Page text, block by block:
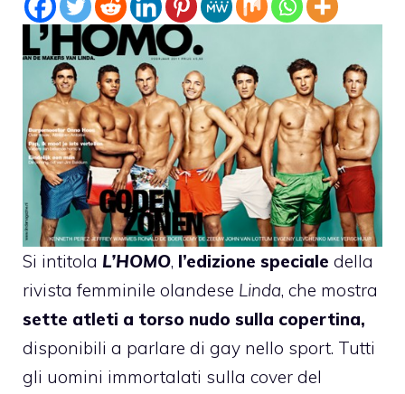
Si intitola L’HOMO, l’edizione speciale della
rivista femminile olandese Linda, che mostra
sette atleti a torso nudo sulla copertina,
disponibili a parlare di gay nello sport. Tutti
gli uomini immortalati sulla cover del